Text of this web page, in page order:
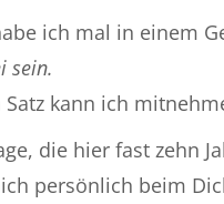
ich mal in einem
sein.
kann ich
die hier fast zehn
persönlich beim